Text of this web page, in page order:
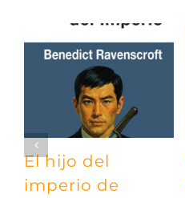
El hijo del
imperio de